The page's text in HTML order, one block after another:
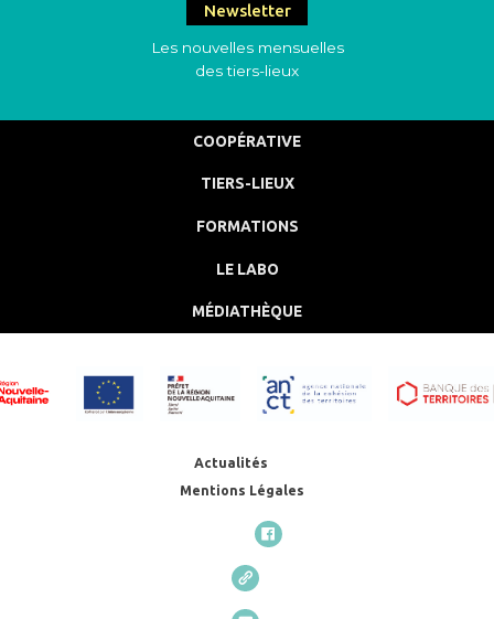
Newsletter
Les nouvelles mensuelles
des tiers-lieux
COOPÉRATIVE
TIERS-LIEUX
FORMATIONS
LE LABO
MÉDIATHÈQUE
Actualités
Mentions Légales